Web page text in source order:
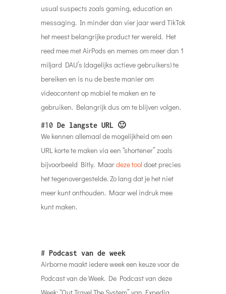
usual suspects zoals gaming, education en
messaging. In minder dan vier jaar werd TikTok
het meest belangrijke product ter wereld. Het
reed mee met AirPods en memes om meer dan 1
miljard DAU’s (dagelijks actieve gebruikers) te
bereiken en is nu de beste manier om
videocontent op mobiel te maken en te
gebruiken. Belangrijk dus om te blijven volgen.
#10 De langste URL 🙂
We kennen allemaal de mogelijkheid om een
URL korte te maken via een “shortener” zoals
bijvoorbeeld Bitly. Maardeze tool doet precies
het tegenovergestelde. Zo lang dat je het niet
meer kunt onthouden. Maar wel indruk mee
kunt maken.
# Podcast van de week
Airborne maakt iedere week een keuze voor de
Podcast van de Week. De Podcast van deze